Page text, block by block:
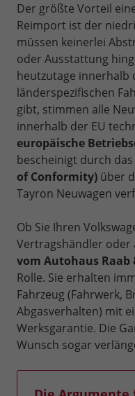
Der größte Vorteil
Reimport ist der
müssen keinerlei
oder Ausstattung
heutzutage innerhalb
länderspezifischen
gibt, stimmen alle
innerhalb der EU
europäische
bescheinigt durch das
of Conformity) über
Tayron Neuwagen
Ob Sie Ihren
Vertragshändler oder
vom Autohaus Raab
Rolle. Sie erhalten
Fahrzeug (Fahrwerk,
Abgasverhalten) mit
Werksgarantie. Die
Wunsch sogar